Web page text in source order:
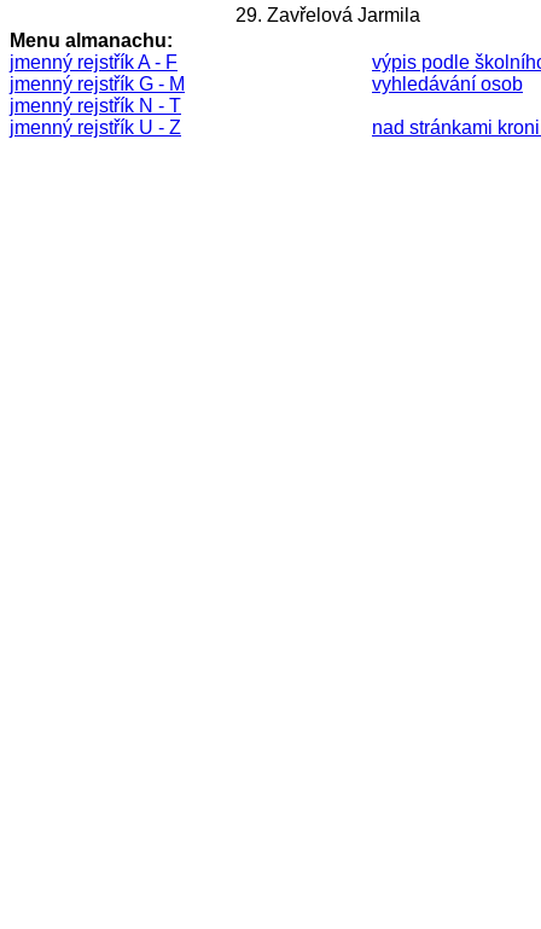
29. Zavřelová Jarmila
Menu almanachu:
jmenný rejstřík A - F
jmenný rejstřík G - M
jmenný rejstřík N - T
jmenný rejstřík U - Z
výpis podle
vyhledávání osob
nad stránkami